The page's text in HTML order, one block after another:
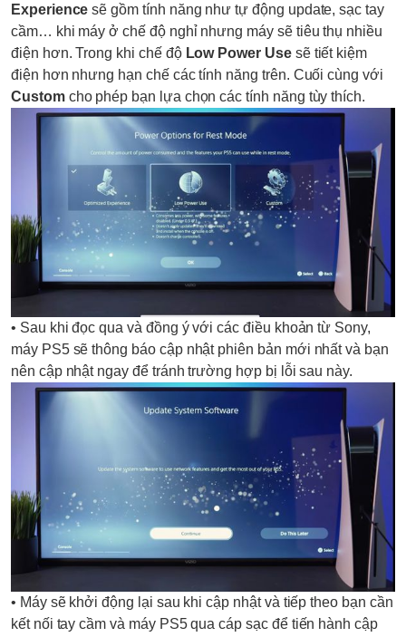
Experience sẽ gồm tính năng như tự động update, sạc tay
cầm… khi máy ở chế độ nghỉ nhưng máy sẽ tiêu thụ nhiều
điện hơn. Trong khi chế độ Low Power Usesẽ tiết kiệm
điện hơn nhưng hạn chế các tính năng trên. Cuối cùng với
Customcho phép bạn lựa chọn các tính năng tùy thích.
• Sau khi đọc qua và đồng ý với các điều khoản từ Sony,
máy PS5 sẽ thông báo cập nhật phiên bản mới nhất và bạn
nên cập nhật ngay để tránh trường hợp bị lỗi sau này.
• Máy sẽ khởi động lại sau khi cập nhật và tiếp theo bạn cần
kết nối tay cầm và máy PS5 qua cáp sạc để tiến hành cập